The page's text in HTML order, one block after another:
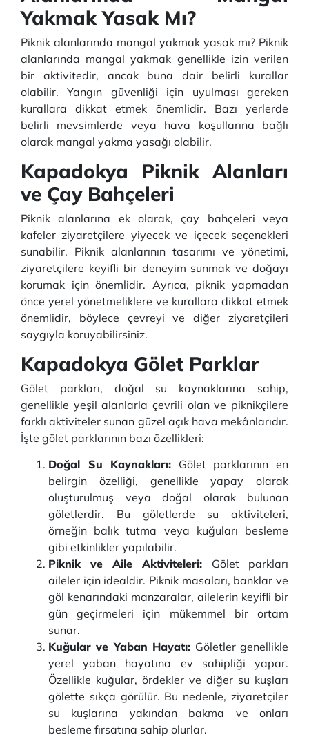
Yakmak Yasak Mı?
Piknik alanlarında mangal yakmak yasak mı? Piknik
alanlarında mangal yakmak genellikle izin verilen
bir aktivitedir, ancak buna dair belirli kurallar
olabilir. Yangın güvenliği için uyulması gereken
kurallara dikkat etmek önemlidir. Bazı yerlerde
belirli mevsimlerde veya hava koşullarına bağlı
olarak mangal yakma yasağı olabilir.
Kapadokya Piknik Alanları
ve Çay Bahçeleri
Piknik alanlarına ek olarak, çay bahçeleri veya
kafeler ziyaretçilere yiyecek ve içecek seçenekleri
sunabilir. Piknik alanlarının tasarımı ve yönetimi,
ziyaretçilere keyifli bir deneyim sunmak ve doğayı
korumak için önemlidir. Ayrıca, piknik yapmadan
önce yerel yönetmeliklere ve kurallara dikkat etmek
önemlidir, böylece çevreyi ve diğer ziyaretçileri
saygıyla koruyabilirsiniz.
Kapadokya Gölet Parklar
Gölet parkları, doğal su kaynaklarına sahip,
genellikle yeşil alanlarla çevrili olan ve piknikçilere
farklı aktiviteler sunan güzel açık hava mekânlarıdır.
İşte gölet parklarının bazı özellikleri:
Doğal Su Kaynakları: Gölet parklarının en
belirgin özelliği, genellikle yapay olarak
oluşturulmuş veya doğal olarak bulunan
göletlerdir. Bu göletlerde su aktiviteleri,
örneğin balık tutma veya kuğuları besleme
gibi etkinlikler yapılabilir.
Piknik ve Aile Aktiviteleri: Gölet parkları
aileler için idealdir. Piknik masaları, banklar ve
göl kenarındaki manzaralar, ailelerin keyifli bir
gün geçirmeleri için mükemmel bir ortam
sunar.
Kuğular ve Yaban Hayatı: Göletler genellikle
yerel yaban hayatına ev sahipliği yapar.
Özellikle kuğular, ördekler ve diğer su kuşları
gölette sıkça görülür. Bu nedenle, ziyaretçiler
su kuşlarına yakından bakma ve onları
besleme fırsatına sahip olurlar.